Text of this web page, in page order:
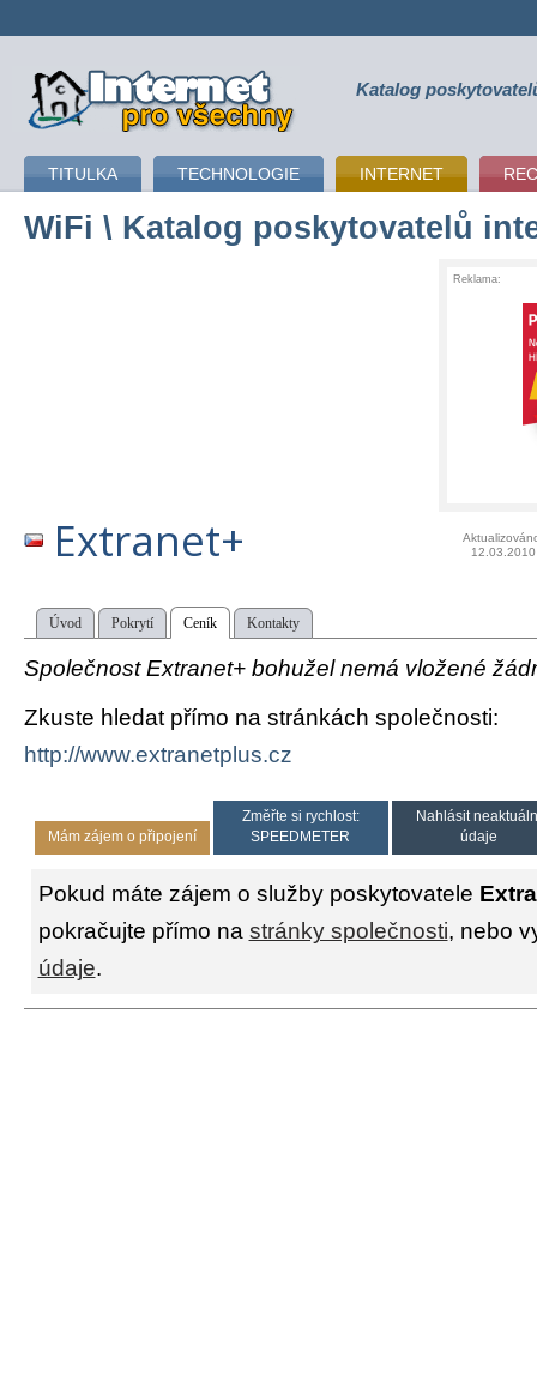
připojení k internetu Katalog
TITULKA TECHNOLOGIE INTERNET
WiFi \ Katalog poskytovatelů
Reklama:
Extranet+
12.03.2010
Úvod Pokrytí Ceník Kontakty
Společnost Extranet+ bohužel nemá vložené
Zkuste hledat přímo na stránkách společnosti:
http://www.extranetplus.cz
Mám zájem o připojení
Změřte si rychlost:
SPEEDMETER
Nahlásit
údaje
Pokud máte zájem o služby poskytovatele
pokračujte přímo na stránky společnosti, nebo
údaje.